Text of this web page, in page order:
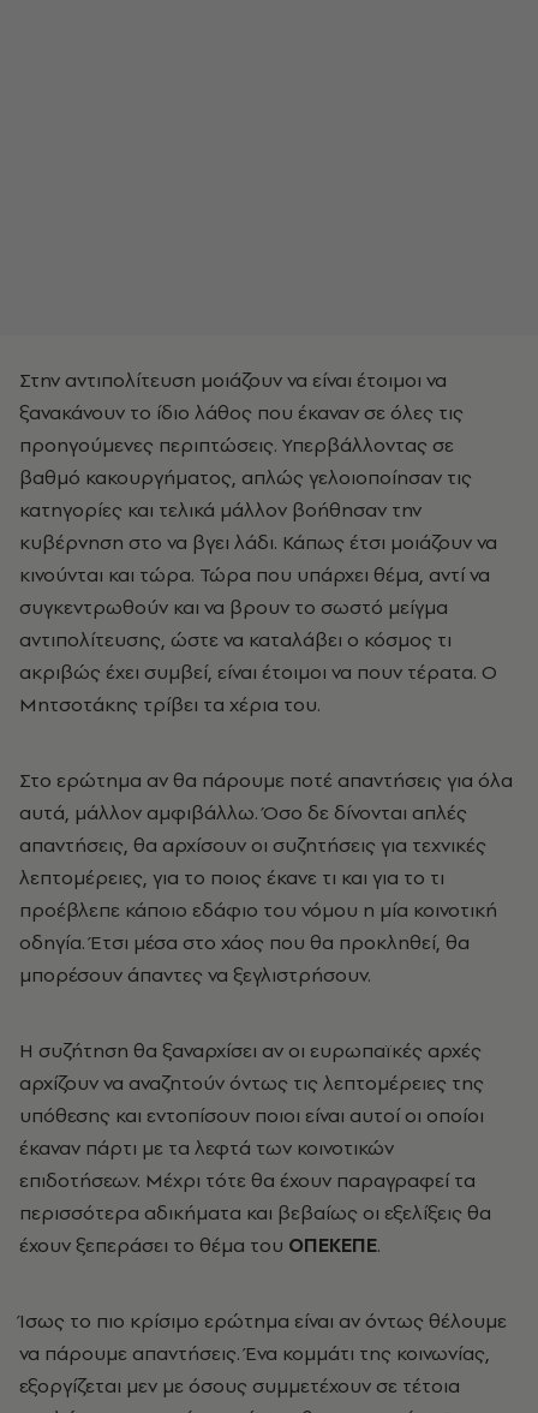
Στην αντιπολίτευση μοιάζουν να είναι έτοιμοι να
ξανακάνουν το ίδιο λάθος που έκαναν σε όλες τις
προηγούμενες περιπτώσεις. Υπερβάλλοντας σε
βαθμό κακουργήματος, απλώς γελοιοποίησαν τις
κατηγορίες και τελικά μάλλον βοήθησαν την
κυβέρνηση στο να βγει λάδι. Κάπως έτσι μοιάζουν να
κινούνται και τώρα. Τώρα που υπάρχει θέμα, αντί να
συγκεντρωθούν και να βρουν το σωστό μείγμα
αντιπολίτευσης, ώστε να καταλάβει ο κόσμος τι
ακριβώς έχει συμβεί, είναι έτοιμοι να πουν τέρατα. Ο
Μητσοτάκης τρίβει τα χέρια του.
Στο ερώτημα αν θα πάρουμε ποτέ απαντήσεις για όλα
αυτά, μάλλον αμφιβάλλω. Όσο δε δίνονται απλές
απαντήσεις, θα αρχίσουν οι συζητήσεις για τεχνικές
λεπτομέρειες, για το ποιος έκανε τι και για το τι
προέβλεπε κάποιο εδάφιο του νόμου η μία κοινοτική
οδηγία. Έτσι μέσα στο χάος που θα προκληθεί, θα
μπορέσουν άπαντες να ξεγλιστρήσουν.
Η συζήτηση θα ξαναρχίσει αν οι ευρωπαϊκές αρχές
αρχίζουν να αναζητούν όντως τις λεπτομέρειες της
υπόθεσης και εντοπίσουν ποιοι είναι αυτοί οι οποίοι
έκαναν πάρτι με τα λεφτά των κοινοτικών
επιδοτήσεων. Μέχρι τότε θα έχουν παραγραφεί τα
περισσότερα αδικήματα και βεβαίως οι εξελίξεις θα
έχουν ξεπεράσει το θέμα του ΟΠΕΚΕΠΕ.
Ίσως το πιο κρίσιμο ερώτημα είναι αν όντως θέλουμε
να πάρουμε απαντήσεις. Ένα κομμάτι της κοινωνίας,
εξοργίζεται μεν με όσους συμμετέχουν σε τέτοια